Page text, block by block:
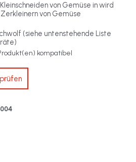
von Gemüse in wird
von Gemüse
(siehe untenstehende Liste
kompatibel